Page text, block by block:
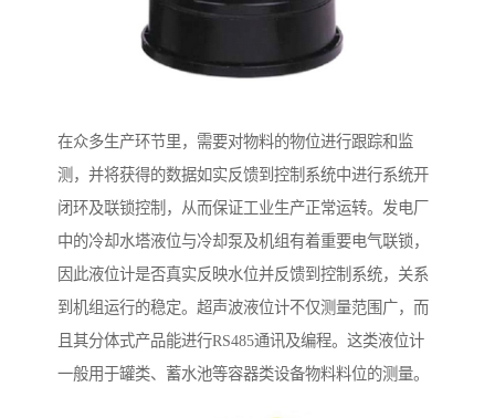
在众多生产环节里，需要对物料的物位进行跟踪和监
测，并将获得的数据如实反馈到控制系统中进行系统开
闭环及联锁控制，从而保证工业生产正常运转。发电厂
中的冷却水塔液位与冷却泵及机组有着重要电气联锁，
因此液位计是否真实反映水位并反馈到控制系统，关系
到机组运行的稳定。超声波液位计不仅测量范围广，而
且其分体式产品能进行RS485通讯及编程。这类液位计
一般用于罐类、蓄水池等容器类设备物料料位的测量。